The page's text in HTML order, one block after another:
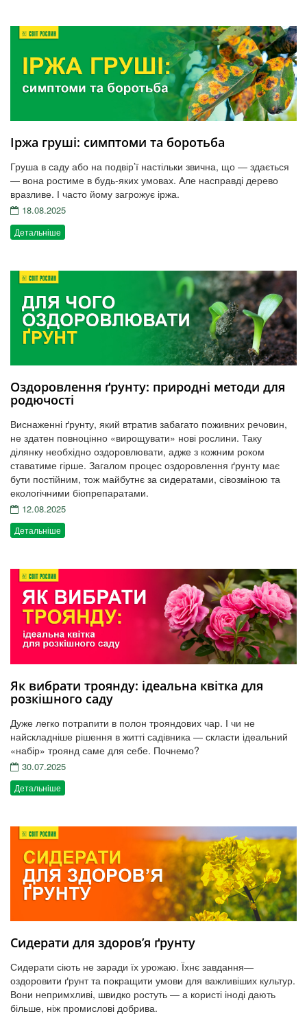
Іржа груші: симптоми та боротьба
Груша в саду або на подвір’ї настільки звична, що — здається
— вона ростиме в будь-яких умовах. Але насправді дерево
вразливе. І часто йому загрожує іржа.
18.08.2025
Детальніше
Оздоровлення ґрунту: природні методи для
родючості
Виснаженні ґрунту, який втратив забагато поживних речовин,
не здатен повноцінно «вирощувати» нові рослини. Таку
ділянку необхідно оздоровлювати, адже з кожним роком
ставатиме гірше. Загалом процес оздоровлення ґрунту має
бути постійним, тож майбутнє за сидератами, сівозміною та
екологічними біопрепаратами.
12.08.2025
Детальніше
Як вибрати троянду: ідеальна квітка для
розкішного саду
Дуже легко потрапити в полон трояндових чар. І чи не
найскладніше рішення в житті садівника — скласти ідеальний
«набір» троянд саме для себе. Почнемо?
30.07.2025
Детальніше
Сидерати для здоров’я ґрунту
Сидерати сіють не заради їх урожаю. Їхнє завдання—
оздоровити ґрунт та покращити умови для важливіших культур.
Вони непримхливі, швидко ростуть — а користі іноді дають
більше, ніж промислові добрива.